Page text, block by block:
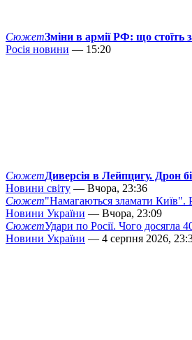
СюжетЗміни в армії РФ: що стоїть
Росія новини — 15:20
СюжетДиверсія в Лейпцигу. Дрон
Новини світу — Вчора, 23:36
Сюжет"Намагаються зламати Київ".
Новини України — Вчора, 23:09
СюжетУдари по Росії. Чого досягла
Новини України — 4 серпня 2026,